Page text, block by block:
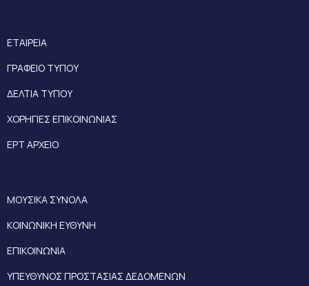
ΕΤΑΙΡΕΙΑ
ΓΡΑΦΕΙΟ ΤΥΠΟΥ
ΔΕΛΤΙΑ ΤΥΠΟΥ
ΧΟΡΗΓΙΕΣ ΕΠΙΚΟΙΝΩΝΙΑΣ
ΕΡΤ ΑΡΧΕΙΟ
ΜΟΥΣΙΚΑ ΣΥΝΟΛΑ
ΚΟΙΝΩΝΙΚΗ ΕΥΘΥΝΗ
ΕΠΙΚΟΙΝΩΝΙΑ
ΥΠΕΥΘΥΝΟΣ ΠΡΟΣΤΑΣΙΑΣ ΔΕΔΟΜΕΝΩΝ